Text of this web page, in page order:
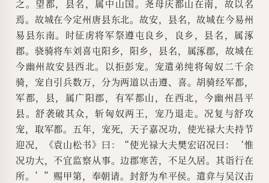
之。望都，县名，属中山国。尧母庆都山在南，故以名
焉。故城在今定州唐县东北。故安，县名，故城在今易州
易县东南。时征虏将军祭遵屯良乡，良乡，县名，属涿
郡。骁骑将车刘喜屯阳乡，阳乡，县名，属涿郡，故城在
今幽州故安县西北。以拒彭宠。宠遣弟纯将匈奴二千余
骑，宠自引兵数万，分为两道以击遵、喜。胡骑经军都，
军都，县，属广阳郡，有军都山，在西北，今幽州昌平
县。舒袭破其众，斩匈奴两王，宠乃退走。况复与舒攻
宠，取军都。五年，宠死，天子嘉况功，使光禄大夫持节
迎况，《袁山松书》曰：“使光禄大夫樊宏诏况曰：‘惟
况功大，不宜监察从事。边郡寒苦，不足久居。其诣行在
所。’”赐甲第，奉朝请。封舒为牟平侯。遣弇与吴汉击